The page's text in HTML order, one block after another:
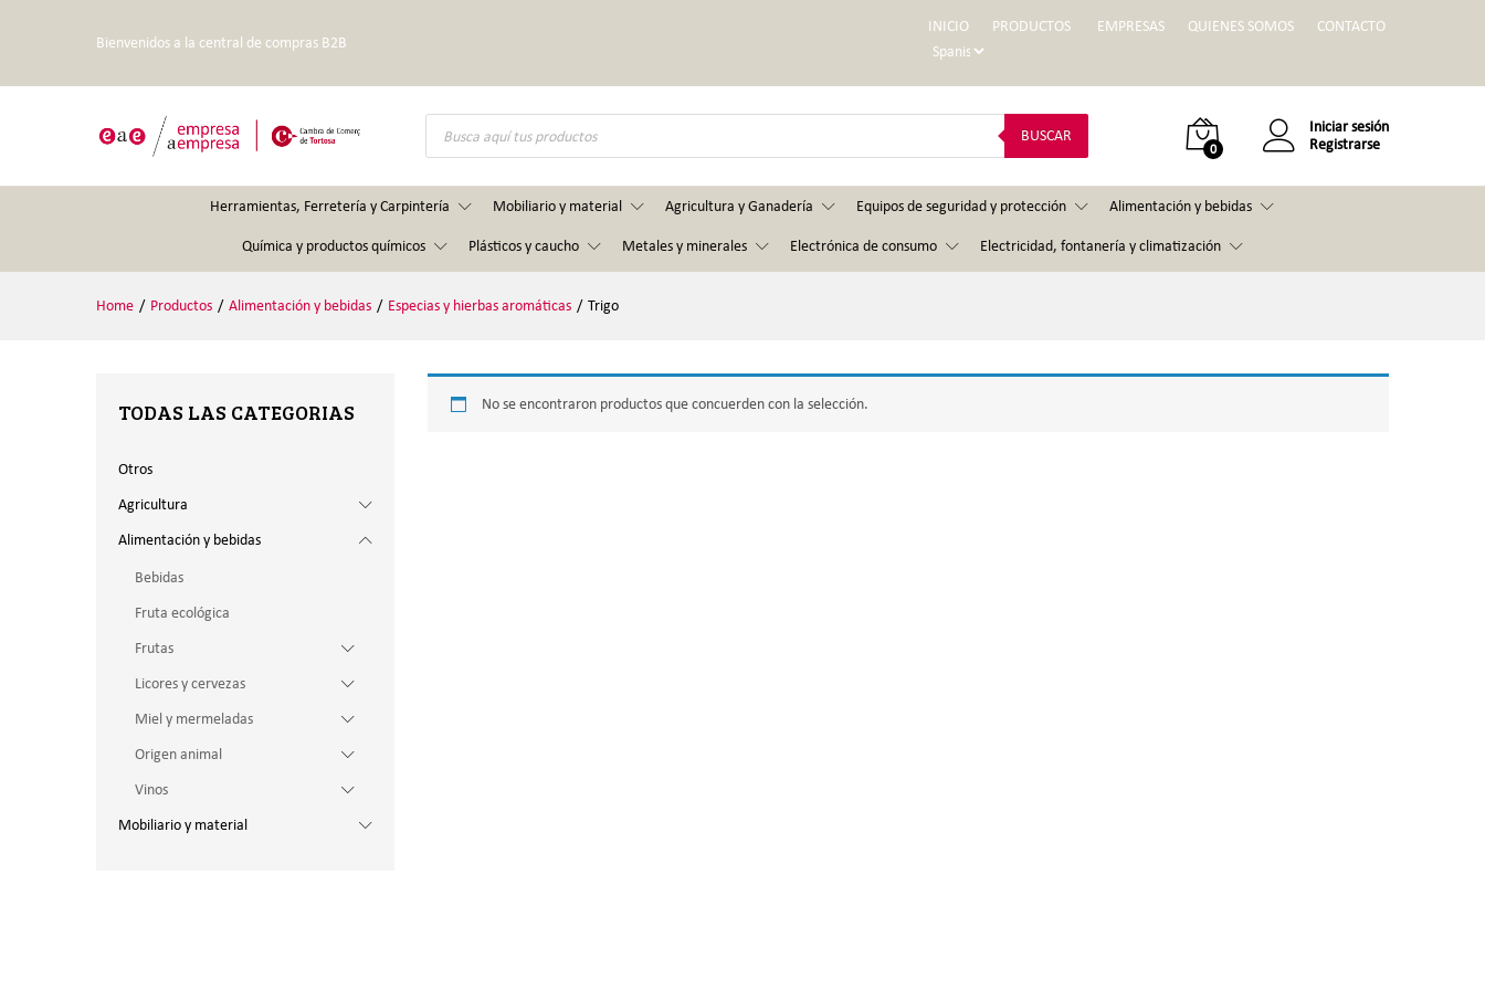
Bienvenidos a la central de compras B2B
INICIO PRODUCTOS EMPRESAS QUIENES SOMOS CONTACTO
Búsqueda
BUSCAR
0
Iniciar sesión
Registrarse
Herramientas, Ferretería y Carpintería Mobiliario y material Agricultura y Ganadería Equipos de seguridad y protección Alimentación y bebidas
Química y productos químicos Plásticos y caucho Metales y minerales Electrónica de consumo Electricidad, fontanería y climatización
Home / Productos / Alimentación y bebidas / Especias y hierbas aromáticas / Trigo
No se encontraron productos que concuerden con la selección.
TODAS LAS CATEGORIAS
Otros
Agricultura
Alimentación y bebidas
Bebidas
Fruta ecológica
Frutas
Licores y cervezas
Miel y mermeladas
Origen animal
Vinos
Mobiliario y material